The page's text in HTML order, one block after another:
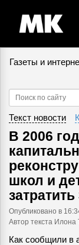
Газеты и
Текст новости
В 2006
школ и
Опубликовано в
Автор текста Илона
Как сообщили в